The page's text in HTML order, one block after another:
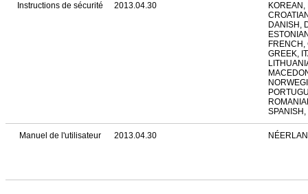
Instructions de sécurité 2013.04.30
DANISH,
FRENCH,
GREEK,
Manuel de l'utilisateur 2013.04.30